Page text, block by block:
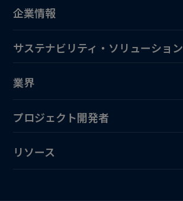
企業情報
サステナビリティ・ソリューション
業界
プロジェクト開発者
リソース